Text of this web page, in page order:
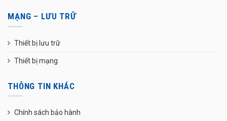
MẠNG – LƯU TRỮ
Thiết bị lưu trữ
Thiết bị mạng
THÔNG TIN KHÁC
Chính sách bảo hành